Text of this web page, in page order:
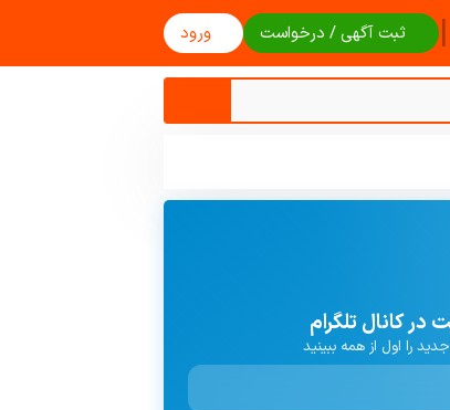
| ثبت آگهی / درخواست ورود
کانال تلگرام
را اول از همه ببینید